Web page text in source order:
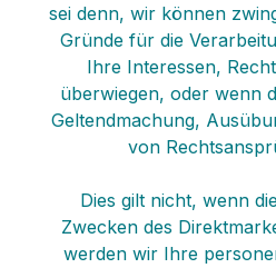
sei denn, wir können
Gründe für die
Ihre Interessen,
überwiegen, oder wenn
Geltendmachung,
von
Dies gilt nicht, wenn
Zwecken des
werden wir Ihre